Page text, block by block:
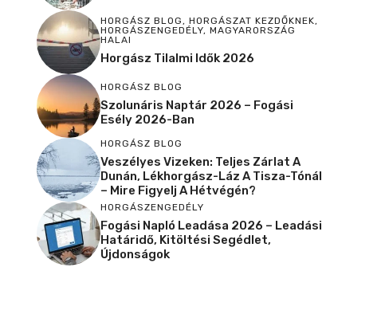
HORGÁSZ BLOG , HORGÁSZAT KEZDŐKNEK,
HORGÁSZENGEDÉLY, MAGYARORSZÁG
HALAI
Horgász Tilalmi Idők 2026
HORGÁSZ BLOG
Szolunáris Naptár 2026 – Fogási
Esély 2026-Ban
HORGÁSZ BLOG
Veszélyes Vizeken: Teljes Zárlat A
Dunán, Lékhorgász-Láz A Tisza-Tónál
– Mire Figyelj A Hétvégén?
HORGÁSZENGEDÉLY
Fogási Napló Leadása 2026 – Leadási
Határidő, Kitöltési Segédlet,
Újdonságok